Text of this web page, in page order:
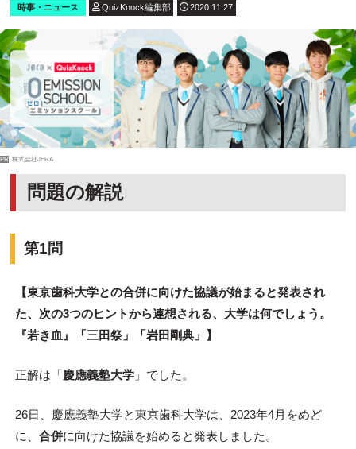
時事・ニュース QuizKnock編集部 2020.11.27
PR 株式会社JERA
問題の解説
第1問
【東京歯科大学との合併に向けた協議が始まると発表され
た、次の3つのヒントから連想される、大学は何でしょう。
『若き血』「三田祭」「岩田剛典」】
正解は「慶應義塾大学」でした。
26日、慶應義塾大学と東京歯科大学は、2023年4月をめど
に、 合併に向けた協議を始めると発表しました。